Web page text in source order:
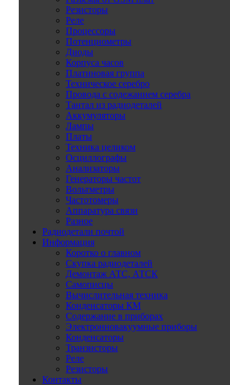
Резисторы
Реле
Процессоры
Потенциометры
Диоды
Корпуса часов
Платиновая группа
Техническое серебро
Провода с содежанием серебра
Тантал из радиодеталей
Аккумуляторы
Лампы
Платы
Техника целиком
Осциллографы
Анализаторы
Генераторы частот
Вольтметры
Частотомеры
Аппаратура связи
Разное
Радиодетали почтой
Информация
Коротко о главном
Скупка радиодеталей
Демонтаж АТС, АТСК
Самописцы
Вычислительная техника
Конденсаторы КМ
Содержание в приборах
Электронновакуумные приборы
Конденсаторы
Транзисторы
Реле
Резисторы
Контакты